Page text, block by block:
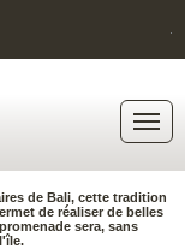
de Bali, cette tradition
de réaliser de belles
sera, sans